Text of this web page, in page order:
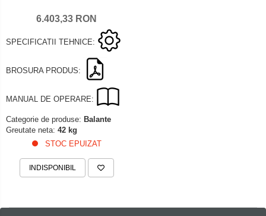
Instrumente optice
Adaptor camera microscop
Carcase si genti
Condensator microscop
Filtru Lambda
Filtru microscop
Filtru Quartz wedge
Iluminare microscop
6.403,33 RON
SPECIFICATII TEHNICE:
BROSURA PRODUS:
MANUAL DE OPERARE:
Categorie de produse: Balante
Greutate neta: 42 kg
STOC EPUIZAT
INDISPONIBIL